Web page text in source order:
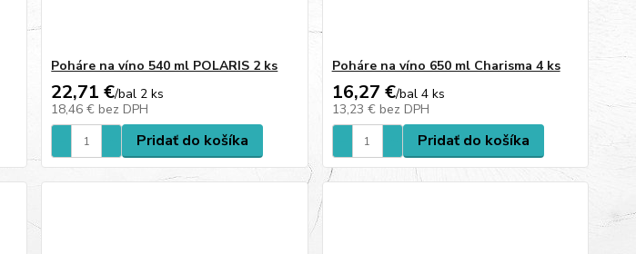
Poháre na víno 540 ml POLARIS 2 ks
22,71 €/bal 2 ks
18,46 € bez DPH
Pridať do košíka
Poháre na víno 650 ml Charisma 4 ks
16,27 €/bal 4 ks
13,23 € bez DPH
Pridať do košíka